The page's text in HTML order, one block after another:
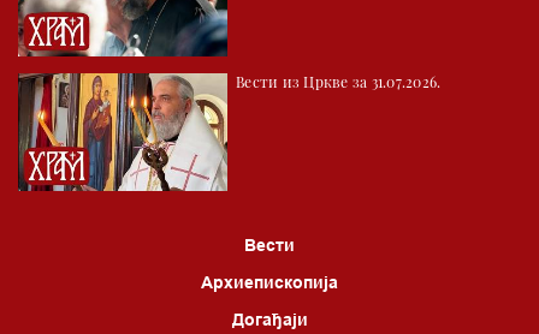
Вести из Цркве за 31.07.2026.
Вести
Архиепископија
Догађаји